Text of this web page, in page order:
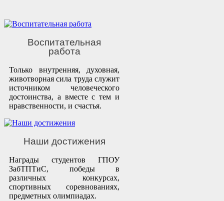
Воспитательная
работа
Только внутренняя, духовная,
животворная сила труда служит
источником человеческого
достоинства, а вместе с тем и
нравственности, и счастья.
Наши достижения
Награды студентов ГПОУ
ЗабТПТиС, победы в
различных конкурсах,
спортивных соревнованиях,
предметных олимпиадах.